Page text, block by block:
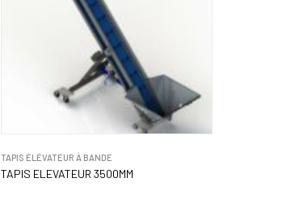
TAPIS ÉLÉVATEUR À BANDE
TAPIS ELEVATEUR 3500MM